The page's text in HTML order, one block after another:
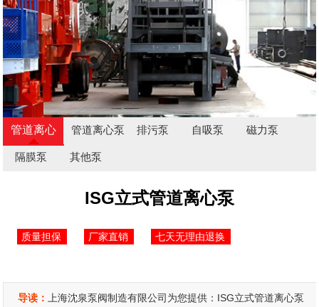
管道离心
泵
管道离心泵 排污泵 自吸泵 磁力泵
隔膜泵 其他泵
ISG立式管道离心泵
质量担保 厂家直销 七天无理由退换
导读：
上海沈泉泵阀制造有限公司为您提供：ISG立式管道离心泵